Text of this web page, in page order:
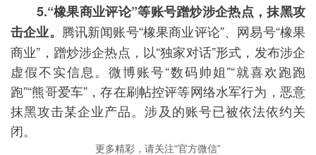
5.“橡果商业评论”等账号蹭炒涉企热点，抹黑攻
击企业。 腾讯新闻账号“橡果商业评论”、网易号“橡果
商业”，蹭炒涉企热点，以“独家对话”形式，发布涉企
虚假不实信息。微博账号“数码帅姐”“就喜欢跑跑
跑”“熊哥爱车”，存在刷帖控评等网络水军行为，恶意
抹黑攻击某企业产品。涉及的账号已被依法依约关
闭。
更多精彩，请关注“官方微信”